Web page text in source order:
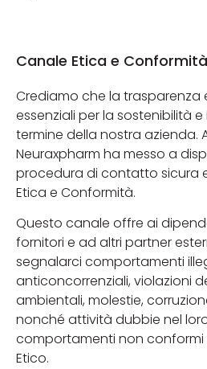
Canale Etica e Conformità
Crediamo che la trasparenza
essenziali per la sostenibilità
termine della nostra azienda.
Neuraxpharm ha messo a
procedura di contatto sicura
Etica e Conformità.
Questo canale offre ai
fornitori e ad altri partner
segnalarci comportamenti
anticoncorrenziali, violazioni
ambientali, molestie,
nonché attività dubbie nel
comportamenti non conformi
Etico.